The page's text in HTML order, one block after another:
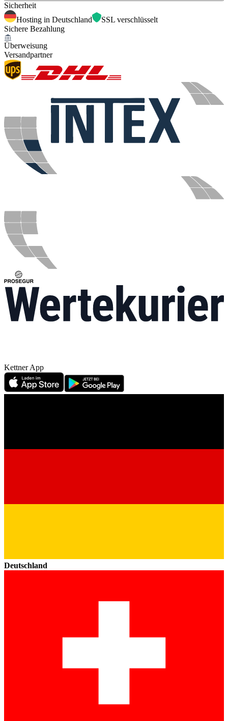
Sicherheit
Hosting in Deutschland
SSL verschlüsselt
Sichere Bezahlung
Überweisung
Versandpartner
Kettner App
Deutschland